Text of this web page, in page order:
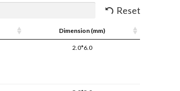
Reset
Dimension (mm)
2.0*6.0